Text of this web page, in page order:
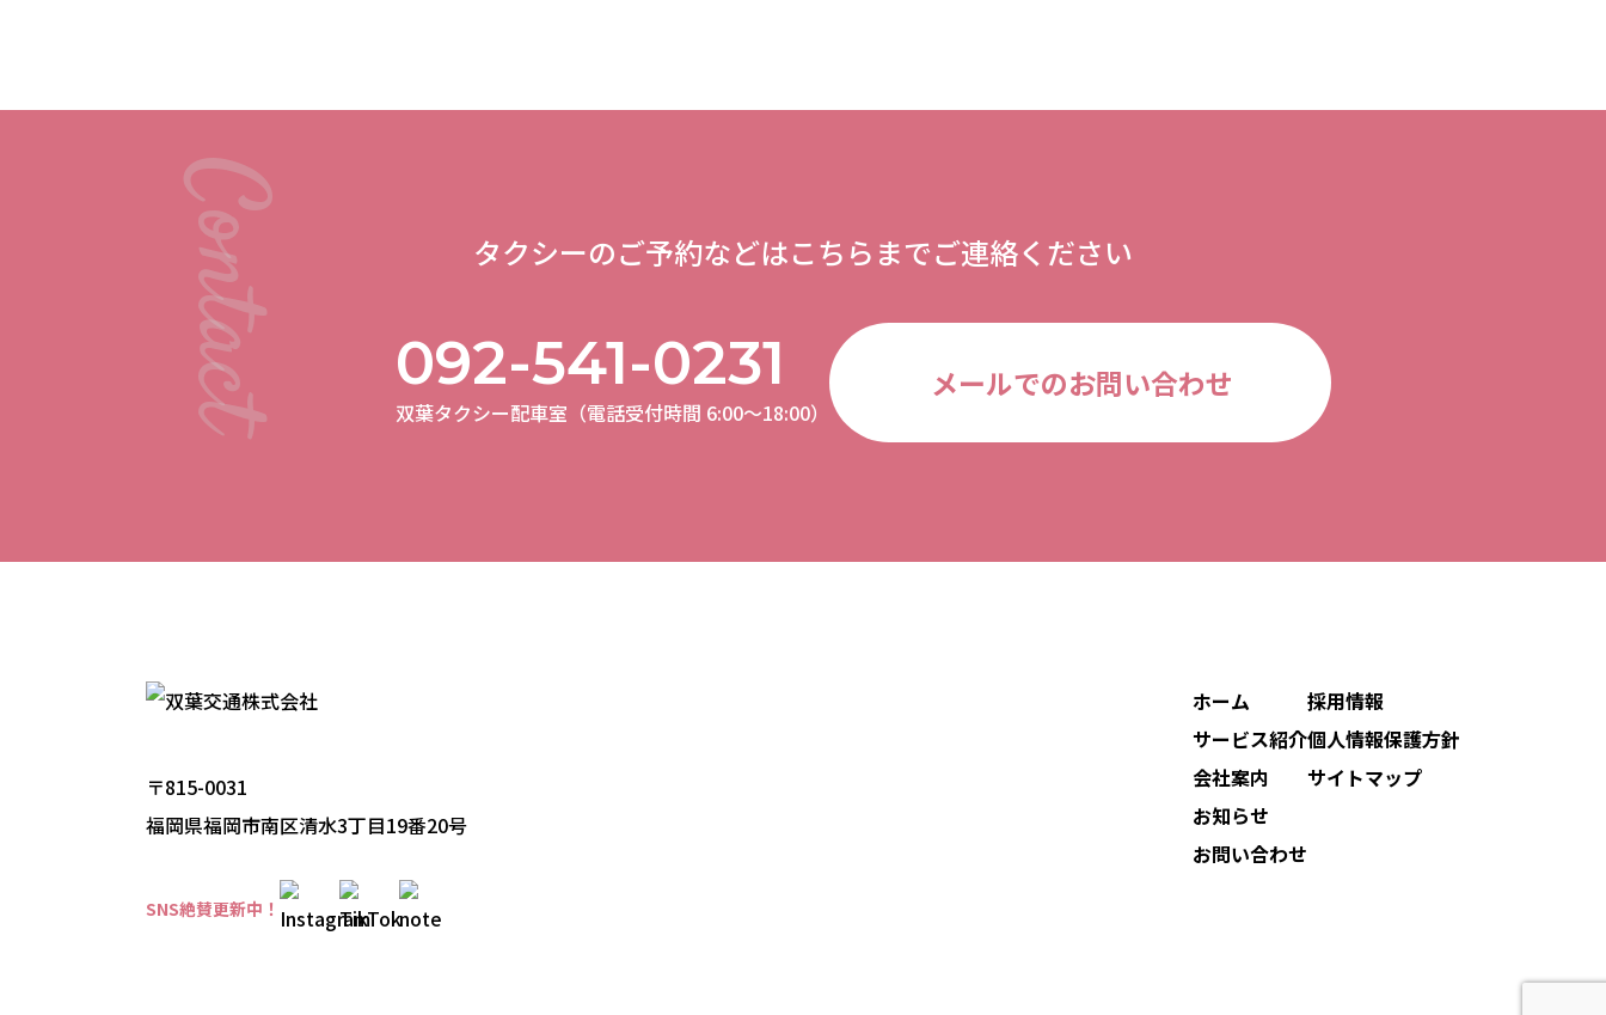
タクシーのご予約などはこちらまでご連絡ください
092-541-0231
双葉タクシー配車室（電話受付時間 6:00〜18:00）
メールでのお問い合わせ
〒815-0031
福岡県福岡市南区清水3丁目19番20号
SNS絶賛更新中！
ホーム
サービス紹介
会社案内
お知らせ
お問い合わせ
採用情報
個人情報保護方針
サイトマップ